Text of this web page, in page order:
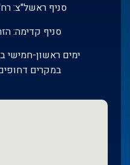
סניף ראשל"צ: רח'
סניף קדימה: הזרם 12, קדימה
ימים ראשון-חמישי
במקרים דחופים